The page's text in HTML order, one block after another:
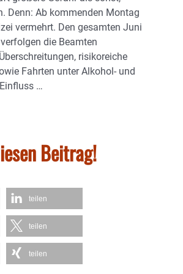
Denn: Ab kommenden Montag
vermehrt. Den gesamten Juni
die Beamten
risikoreiche
Fahrten unter Alkohol- und
…
Beitrag!
teilen
teilen
teilen